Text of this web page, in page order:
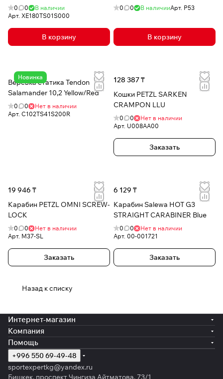
0 0
В наличии
Арт. XE180TS01S000
В корзину
0 0 В наличииАрт. P53
В корзину
Новинка
Верёвка статика Tendon
Salamander 10,2 Yellow/Red
0 0
Нет в наличии
Арт. C102TS41S200R
128 387 ₸
Кошки PETZL SARKEN
CRAMPON LLU
0 0
Нет в наличии
Арт. U008AA00
Заказать
19 946 ₸
Карабин PETZL OMNI SCREW-
LOCK
0 0
Нет в наличии
Арт. M37-SL
Заказать
6 129 ₸
Карабин Salewa HOT G3
STRAIGHT CARABINER Blue
0 0
Нет в наличии
Арт. 00-001721
Заказать
Назад к списку
Интернет-магазин
Компания
Помощь
+996 550 69-49-48
sportexpertkg@yandex.ru
Бишкек, проспект Чингиза Айтматова, 73/1